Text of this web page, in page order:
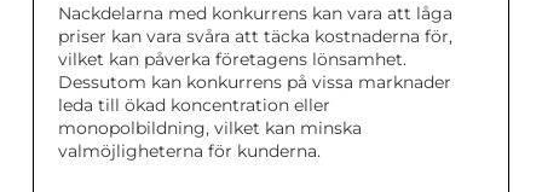
Nackdelarna med konkurrens kan vara att låga
priser kan vara svåra att täcka kostnaderna för,
vilket kan påverka företagens lönsamhet.
Dessutom kan konkurrens på vissa marknader
leda till ökad koncentration eller
monopolbildning, vilket kan minska
valmöjligheterna för kunderna.